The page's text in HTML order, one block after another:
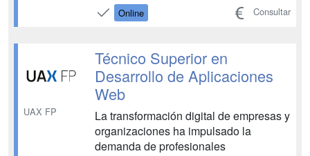
Online Consultar
UAX FP
Técnico Superior en
Desarrollo de Aplicaciones
Web
La transformación digital de empresas y
organizaciones ha impulsado la
demanda de profesionales